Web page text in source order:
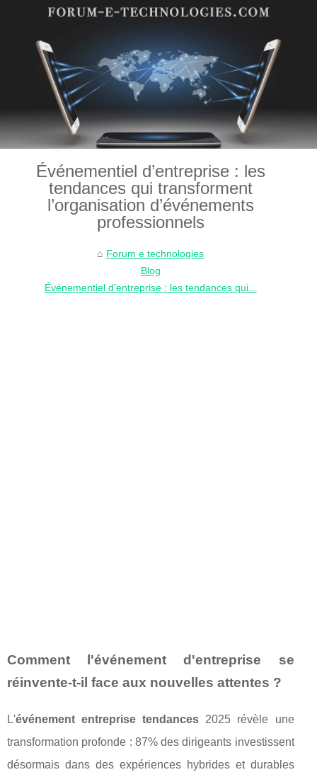
Événementiel d’entreprise : les
tendances qui transforment
l’organisation d’événements
professionnels
Forum e technologies
Blog
Événementiel d’entreprise : les tendances qui...
Comment l'événement d'entreprise se
réinvente-t-il face aux nouvelles attentes ?
L'événement entreprise tendances 2025 révèle une
transformation profonde : 87% des dirigeants investissent
désormais dans des expériences hybrides et durables